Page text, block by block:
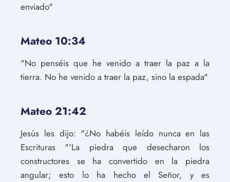
enviado"
Mateo 10:34
"No penséis que he venido a traer la paz a la
tierra. No he venido a traer la paz, sino la espada"
Mateo 21:42
Jesús les dijo: "¿No habéis leído nunca en las
Escrituras "'La piedra que desecharon los
constructores se ha convertido en la piedra
angular; esto lo ha hecho el Señor, y es